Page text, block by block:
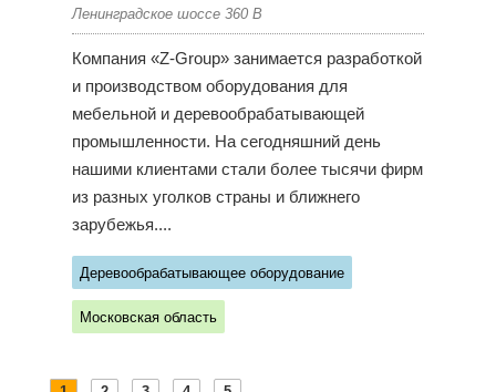
Ленинградское шоссе 360 В
Компания «Z-Group» занимается разработкой
и производством оборудования для
мебельной и деревообрабатывающей
промышленности. На сегодняшний день
нашими клиентами стали более тысячи фирм
из разных уголков страны и ближнего
зарубежья....
Деревообрабатывающее оборудование
Московская область